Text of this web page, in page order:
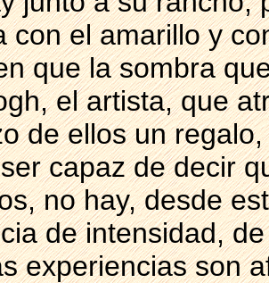
con el amarillo y
que la sombra
el artista, que
de ellos un
capaz de decir
no hay, desde
de intensidad,
experiencias son